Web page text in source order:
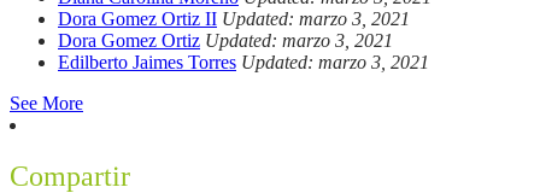
Dora Gomez Ortiz II Updated: marzo 3, 2021
Dora Gomez Ortiz Updated: marzo 3, 2021
Edilberto Jaimes Torres Updated: marzo 3, 2021
See More
Compartir